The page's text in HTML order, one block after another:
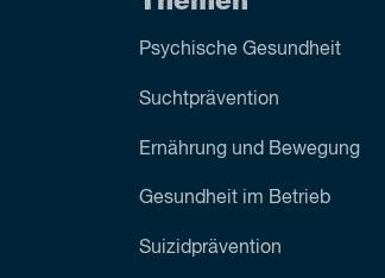
Psychische Gesundheit
Sucht­prävention
Ernährung und Bewegung
Gesundheit im Betrieb
Suizid­prävention